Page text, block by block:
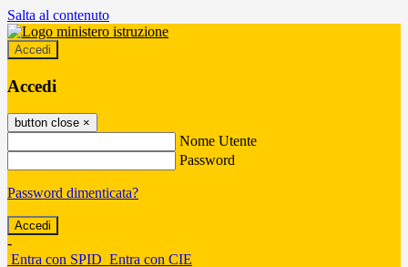
Salta al contenuto
Accedi
Accedi
button close ×
Nome Utente
Password
Password dimenticata?
-
Entra con SPID Entra con CIE